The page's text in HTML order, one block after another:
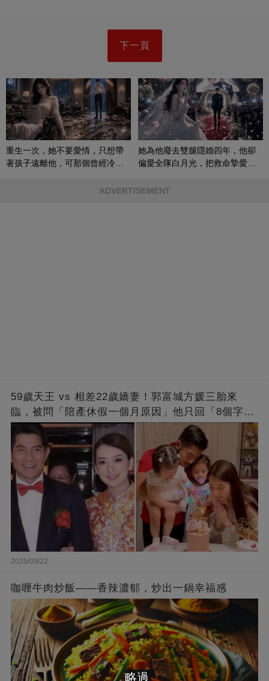
下一頁
重生一次，她不要愛情，只想帶
著孩子遠離他，可那個曾經冷漠
她為他廢去雙腿隱婚四年，他卻
偏愛全隊白月光，把救命摯愛當
ADVERTISEMENT
59歲天王 vs 相差22歲嬌妻！郭富城方媛三胎來
臨，被問「陪產休假一個月原因」他只回「8個字」
被贊爆
2025/09/22
咖喱牛肉炒飯——香辣濃郁，炒出一鍋幸福感
略過